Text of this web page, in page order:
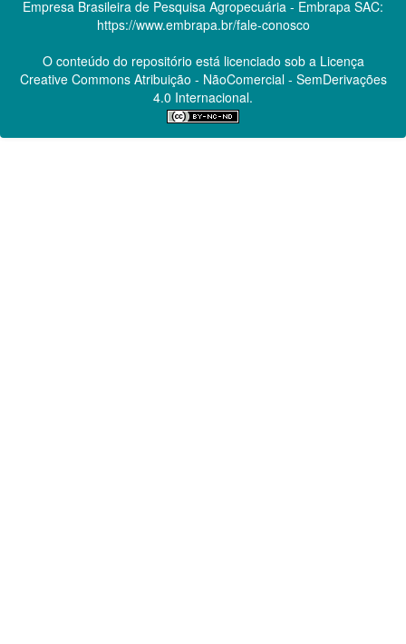
Empresa Brasileira de Pesquisa Agropecuária - Embrapa SAC:
https://www.embrapa.br/fale-conosco
O conteúdo do repositório está licenciado sob a Licença
Creative CommonsAtribuição - NãoComercial - SemDerivações
4.0 Internacional.